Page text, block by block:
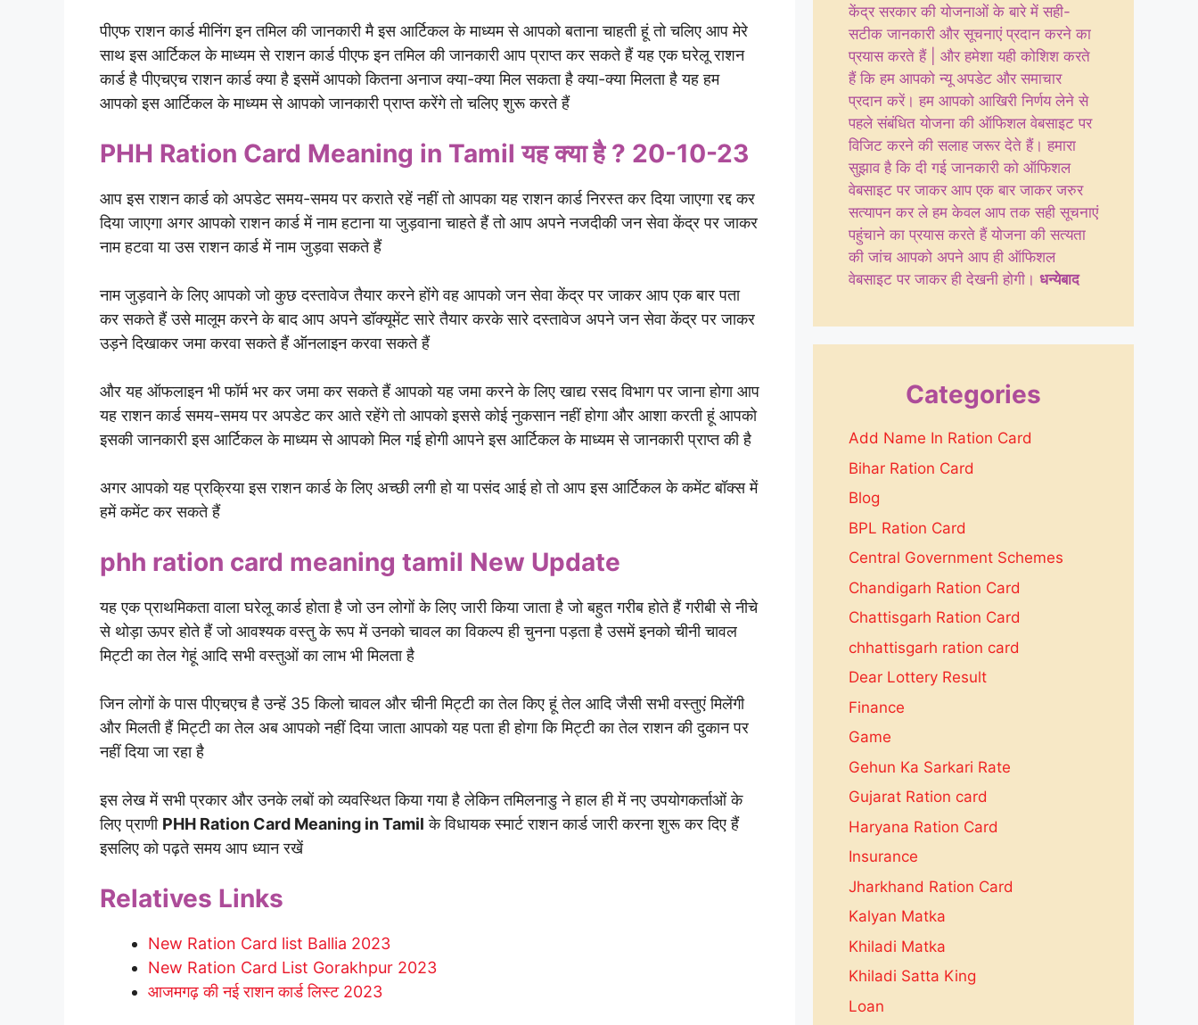
पीएफ राशन कार्ड मीनिंग इन तमिल की जानकारी मै इस आर्टिकल के माध्यम से आपको बताना चाहती हूं तो चलिए आप मेरे
साथ इस आर्टिकल के माध्यम से राशन कार्ड पीएफ इन तमिल की जानकारी आप प्राप्त कर सकते हैं यह एक घरेलू राशन
कार्ड है पीएचएच राशन कार्ड क्या है इसमें आपको कितना अनाज क्या-क्या मिल सकता है क्या-क्या मिलता है यह हम
आपको इस आर्टिकल के माध्यम से आपको जानकारी प्राप्त करेंगे तो चलिए शुरू करते हैं
PHH Ration Card Meaning in Tamil यह क्या है ? 20-10-23
आप इस राशन कार्ड को अपडेट समय-समय पर कराते रहें नहीं तो आपका यह राशन कार्ड निरस्त कर दिया जाएगा रद्द कर
दिया जाएगा अगर आपको राशन कार्ड में नाम हटाना या जुड़वाना चाहते हैं तो आप अपने नजदीकी जन सेवा केंद्र पर जाकर
नाम हटवा या उस राशन कार्ड में नाम जुड़वा सकते हैं
नाम जुड़वाने के लिए आपको जो कुछ दस्तावेज तैयार करने होंगे वह आपको जन सेवा केंद्र पर जाकर आप एक बार पता
कर सकते हैं उसे मालूम करने के बाद आप अपने डॉक्यूमेंट सारे तैयार करके सारे दस्तावेज अपने जन सेवा केंद्र पर जाकर
उड़ने दिखाकर जमा करवा सकते हैं ऑनलाइन करवा सकते हैं
और यह ऑफलाइन भी फॉर्म भर कर जमा कर सकते हैं आपको यह जमा करने के लिए खाद्य रसद विभाग पर जाना होगा आप
यह राशन कार्ड समय-समय पर अपडेट कर आते रहेंगे तो आपको इससे कोई नुकसान नहीं होगा और आशा करती हूं आपको
इसकी जानकारी इस आर्टिकल के माध्यम से आपको मिल गई होगी आपने इस आर्टिकल के माध्यम से जानकारी प्राप्त की है
अगर आपको यह प्रक्रिया इस राशन कार्ड के लिए अच्छी लगी हो या पसंद आई हो तो आप इस आर्टिकल के कमेंट बॉक्स में
हमें कमेंट कर सकते हैं
phh ration card meaning tamil New Update
यह एक प्राथमिकता वाला घरेलू कार्ड होता है जो उन लोगों के लिए जारी किया जाता है जो बहुत गरीब होते हैं गरीबी से नीचे
से थोड़ा ऊपर होते हैं जो आवश्यक वस्तु के रूप में उनको चावल का विकल्प ही चुनना पड़ता है उसमें इनको चीनी चावल
मिट्टी का तेल गेहूं आदि सभी वस्तुओं का लाभ भी मिलता है
जिन लोगों के पास पीएचएच है उन्हें 35 किलो चावल और चीनी मिट्टी का तेल किए हूं तेल आदि जैसी सभी वस्तुएं मिलेंगी
और मिलती हैं मिट्टी का तेल अब आपको नहीं दिया जाता आपको यह पता ही होगा कि मिट्टी का तेल राशन की दुकान पर
नहीं दिया जा रहा है
इस लेख में सभी प्रकार और उनके लबों को व्यवस्थित किया गया है लेकिन तमिलनाडु ने हाल ही में नए उपयोगकर्ताओं के
लिए प्राणी PHH Ration Card Meaning in Tamil के विधायक स्मार्ट राशन कार्ड जारी करना शुरू कर दिए हैं
इसलिए को पढ़ते समय आप ध्यान रखें
Relatives Links
New Ration Card list Ballia 2023
New Ration Card List Gorakhpur 2023
आजमगढ़ की नई राशन कार्ड लिस्ट 2023
केंद्र सरकार की योजनाओं के बारे में सही-
सटीक जानकारी और सूचनाएं प्रदान करने का
प्रयास करते हैं | और हमेशा यही कोशिश करते
हैं कि हम आपको न्यू अपडेट और समाचार
प्रदान करें। हम आपको आखिरी निर्णय लेने से
पहले संबंधित योजना की ऑफिशल वेबसाइट पर
विजिट करने की सलाह जरूर देते हैं। हमारा
सुझाव है कि दी गई जानकारी को ऑफिशल
वेबसाइट पर जाकर आप एक बार जाकर जरुर
सत्यापन कर ले हम केवल आप तक सही सूचनाएं
पहुंचाने का प्रयास करते हैं योजना की सत्यता
की जांच आपको अपने आप ही ऑफिशल
वेबसाइट पर जाकर ही देखनी होगी। धन्येबाद
Categories
Add Name In Ration Card
Bihar Ration Card
Blog
BPL Ration Card
Central Government Schemes
Chandigarh Ration Card
Chattisgarh Ration Card
chhattisgarh ration card
Dear Lottery Result
Finance
Game
Gehun Ka Sarkari Rate
Gujarat Ration card
Haryana Ration Card
Insurance
Jharkhand Ration Card
Kalyan Matka
Khiladi Matka
Khiladi Satta King
Loan